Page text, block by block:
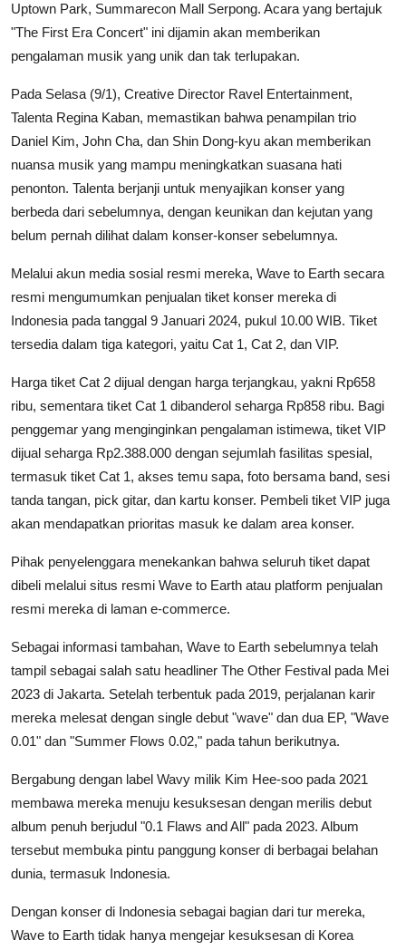
Uptown Park, Summarecon Mall Serpong. Acara yang bertajuk
"The First Era Concert" ini dijamin akan memberikan
pengalaman musik yang unik dan tak terlupakan.
Pada Selasa (9/1), Creative Director Ravel Entertainment,
Talenta Regina Kaban, memastikan bahwa penampilan trio
Daniel Kim, John Cha, dan Shin Dong-kyu akan memberikan
nuansa musik yang mampu meningkatkan suasana hati
penonton. Talenta berjanji untuk menyajikan konser yang
berbeda dari sebelumnya, dengan keunikan dan kejutan yang
belum pernah dilihat dalam konser-konser sebelumnya.
Melalui akun media sosial resmi mereka, Wave to Earth secara
resmi mengumumkan penjualan tiket konser mereka di
Indonesia pada tanggal 9 Januari 2024, pukul 10.00 WIB. Tiket
tersedia dalam tiga kategori, yaitu Cat 1, Cat 2, dan VIP.
Harga tiket Cat 2 dijual dengan harga terjangkau, yakni Rp658
ribu, sementara tiket Cat 1 dibanderol seharga Rp858 ribu. Bagi
penggemar yang menginginkan pengalaman istimewa, tiket VIP
dijual seharga Rp2.388.000 dengan sejumlah fasilitas spesial,
termasuk tiket Cat 1, akses temu sapa, foto bersama band, sesi
tanda tangan, pick gitar, dan kartu konser. Pembeli tiket VIP juga
akan mendapatkan prioritas masuk ke dalam area konser.
Pihak penyelenggara menekankan bahwa seluruh tiket dapat
dibeli melalui situs resmi Wave to Earth atau platform penjualan
resmi mereka di laman e-commerce.
Sebagai informasi tambahan, Wave to Earth sebelumnya telah
tampil sebagai salah satu headliner The Other Festival pada Mei
2023 di Jakarta. Setelah terbentuk pada 2019, perjalanan karir
mereka melesat dengan single debut "wave" dan dua EP, "Wave
0.01" dan "Summer Flows 0.02," pada tahun berikutnya.
Bergabung dengan label Wavy milik Kim Hee-soo pada 2021
membawa mereka menuju kesuksesan dengan merilis debut
album penuh berjudul "0.1 Flaws and All" pada 2023. Album
tersebut membuka pintu panggung konser di berbagai belahan
dunia, termasuk Indonesia.
Dengan konser di Indonesia sebagai bagian dari tur mereka,
Wave to Earth tidak hanya mengejar kesuksesan di Korea